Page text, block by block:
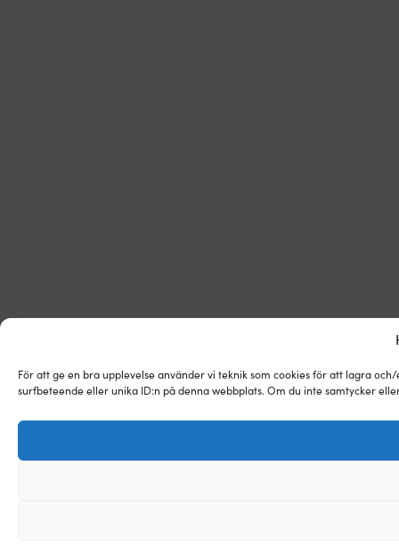
För att ge en bra upplevelse använder vi teknik som cookies för att lagra
surfbeteende eller unika ID:n på denna webbplats. Om du inte samtycker